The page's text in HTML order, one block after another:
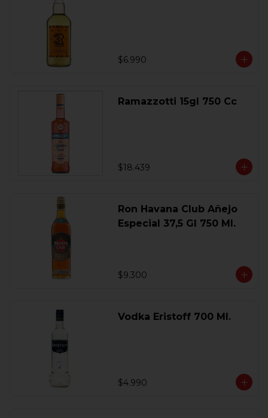
$6.990
Ramazzotti 15gl 750 Cc
$18.439
Ron Havana Club Añejo
Especial 37,5 Gl 750 Ml.
$9.300
Vodka Eristoff 700 Ml.
$4.990